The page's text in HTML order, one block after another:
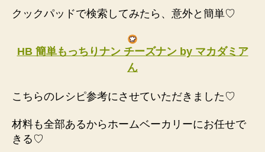
クックパッドで検索してみたら、意外と簡単♡
HB 簡単もっちりナン チーズナン by マカダミア
ん
こちらのレシピ参考にさせていただきました♡
材料も全部あるからホームベーカリーにお任せで
きる♡